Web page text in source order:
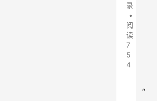
录
•
阅
读
7
5
4
“